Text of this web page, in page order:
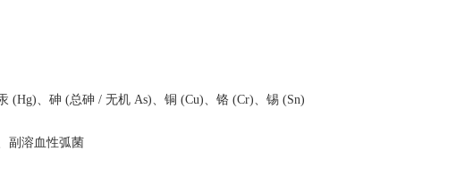
(Hg)、砷 (总砷 / 无机 As)、铜 (Cu)、铬 (Cr)、锡 (Sn)
副溶血性弧菌